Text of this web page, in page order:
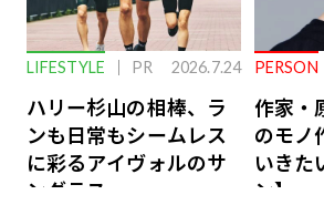
LIFESTYLE PR 2026.7.24
ハリー杉山の相棒、ラ
ンも日常もシームレス
に彩るアイヴォルのサ
ングラス
PERSON
作家・
のモノ
いきた
ン】